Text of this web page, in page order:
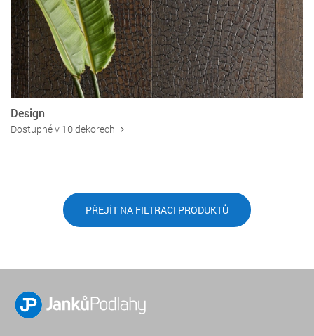
Design
Dostupné v 10 dekorech
PŘEJÍT NA FILTRACI PRODUKTŮ